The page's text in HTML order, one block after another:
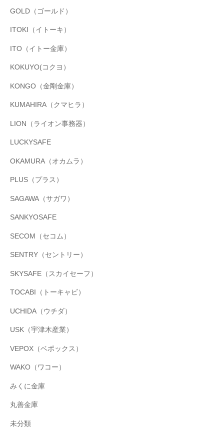
GOLD（ゴールド）
ITOKI（イトーキ）
ITO（イトー金庫）
KOKUYO(コクヨ）
KONGO（金剛金庫）
KUMAHIRA（クマヒラ）
LION（ライオン事務器）
LUCKYSAFE
OKAMURA（オカムラ）
PLUS（プラス）
SAGAWA（サガワ）
SANKYOSAFE
SECOM（セコム）
SENTRY（セントリー）
SKYSAFE（スカイセーフ）
TOCABI（トーキャビ）
UCHIDA（ウチダ）
USK（宇津木産業）
VEPOX（ベポックス）
WAKO（ワコー）
みくに金庫
丸善金庫
未分類